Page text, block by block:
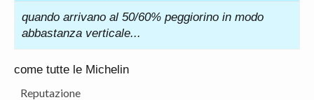
quando arrivano al 50/60% peggiorino in modo
abbastanza verticale...
come tutte le Michelin
Reputazione